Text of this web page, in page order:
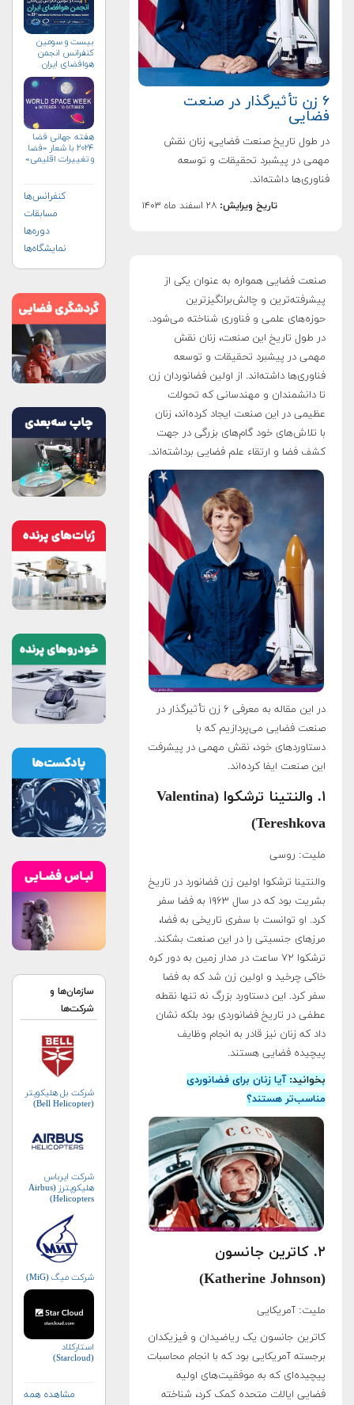
۶ زن تأثیرگذار در صنعت
فضایی
در طول تاریخ صنعت فضایی، زنان نقش
مهمی در پیشبرد تحقیقات و توسعه
فناوری‌ها داشته‌اند.
تاریخ ویرایش: ۲۸ اسفند ماه ۱۴۰۳
صنعت فضایی همواره به عنوان یکی از
پیشرفته‌ترین و چالش‌برانگیزترین
حوزه‌های علمی و فناوری شناخته می‌شود.
در طول تاریخ این صنعت، زنان نقش
مهمی در پیشبرد تحقیقات و توسعه
فناوری‌ها داشته‌اند. از اولین فضانوردان زن
تا دانشمندان و مهندسانی که تحولات
عظیمی در این صنعت ایجاد کرده‌اند، زنان
با تلاش‌های خود گام‌های بزرگی در جهت
کشف فضا و ارتقاء علم فضایی برداشته‌اند.
در این مقاله به معرفی ۶ زن تأثیرگذار در
صنعت فضایی می‌پردازیم که با
دستاوردهای خود، نقش مهمی در پیشرفت
این صنعت ایفا کرده‌اند.
۱. والنتینا ترشکوا (Valentina
Tereshkova)
ملیت: روسی
والنتینا ترشکوا اولین زن فضانورد در تاریخ
بشریت بود که در سال ۱۹۶۳ به فضا سفر
کرد. او توانست با سفری تاریخی به فضا،
مرزهای جنسیتی را در این صنعت بشکند.
ترشکوا ۷۲ ساعت در مدار زمین به دور کره
خاکی چرخید و اولین زن شد که به فضا
سفر کرد. این دستاورد بزرگ نه تنها نقطه
عطفی در تاریخ فضانوردی بود بلکه نشان
داد که زنان نیز قادر به انجام وظایف
پیچیده فضایی هستند.
بخوانید:آیا زنان برای فضانوردی
مناسب‌تر هستند؟
۲. کاترین جانسون
(Katherine Johnson)
ملیت: آمریکایی
کاترین جانسون یک ریاضیدان و فیزیکدان
برجسته آمریکایی بود که با انجام محاسبات
پیچیده‌ای که به موفقیت‌های اولیه
فضایی ایالات متحده کمک کرد، شناخته
بیست و سومین
کنفرانس انجمن
هوافضای ايران
هفته جهانی فضا
۲۰۲۴ با شعار «فضا
و تغییرات اقلیمی»
کنفرانس‌ها
مسابقات
دوره‌ها
نمایشگاه‌ها
سازمان‌ها و
شرکت‌ها
شرکت بل هلیکوپتر
(Bell Helicopter)
شرکت ایرباس
هلیکوپترز (Airbus
Helicopters)
شرکت میگ (MiG)
استارکلاد
(Starcloud)
مشاهده همه